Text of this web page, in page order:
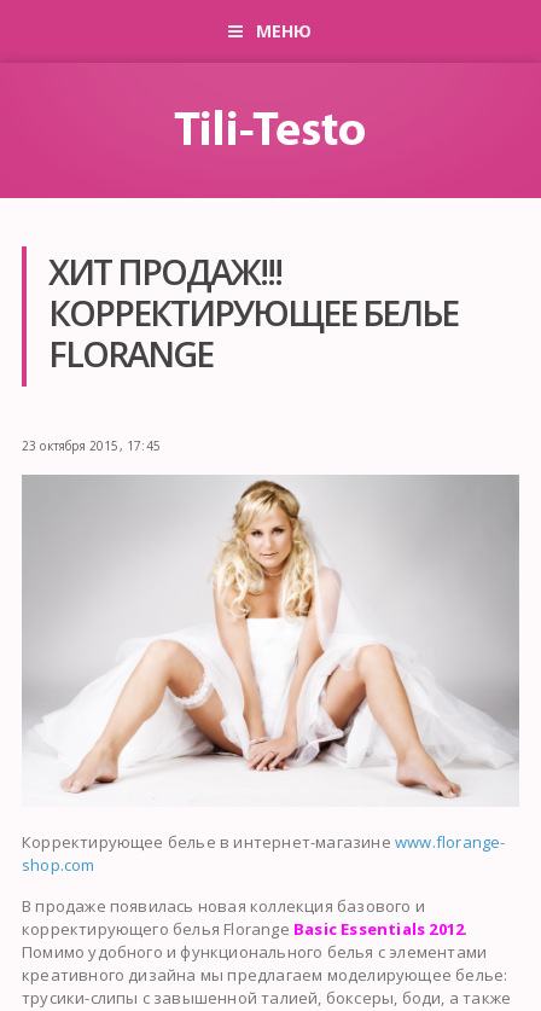
МЕНЮ
ХИТ ПРОДАЖ!!!
КОРРЕКТИРУЮЩЕЕ БЕЛЬЕ
FLORANGE
23 октября 2015, 17:45
Корректирующее белье в интернет-магазинеwww.florange-
shop.com
В продаже появилась новая коллекция базового и
корректирующего белья Florange Basic Essentials 2012.
Помимо удобного и функционального белья с элементами
креативного дизайна мы предлагаем моделирующее белье:
трусики-слипы с завышенной талией, боксеры, боди, а также